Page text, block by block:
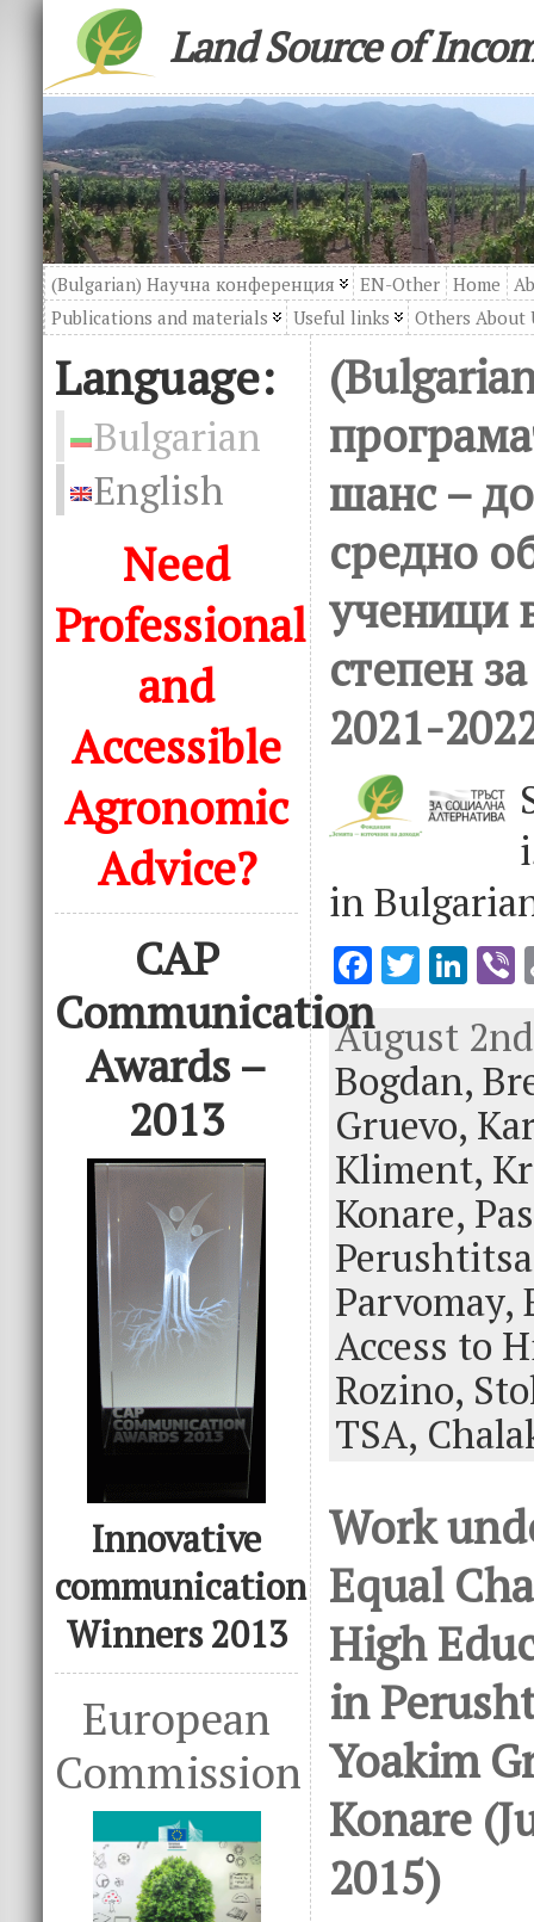
Land Source of
(Bulgarian) Научна конференция EN-Other Home
Publications and materials
Useful links Others About
Language:
Bulgarian
English
Need
Professional
and
Accessible
Agronomic
Advice?
CAP
Communication
Awards –
2013
Innovative
communication
Winners 2013
European
Commission
шанс –
средно
ученици
степен
2021-
in
F
ac
e
b
o
o
k
T
it
te
r
Li
k
e
dI
n
August
Bogdan,
Gruevo,
Kliment,
Konare,
Parvomay,
Access to
Rozino,
TSA,
Work
Equal
High
in
Yoakim
Konare
2015)